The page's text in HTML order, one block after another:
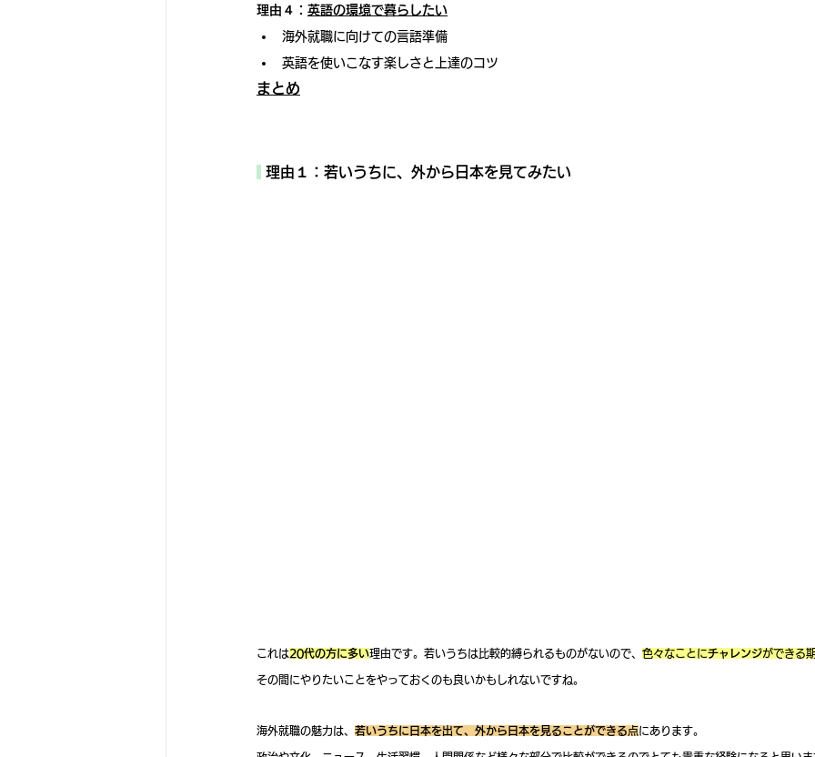
理由４： 英語の環境で暮らしたい
海外就職に向けての言語準備
英語を使いこなす楽しさと上達のコツ
まとめ
理由１：若いうちに、外から日本を見てみたい
これは20代の方に多い理由です。若いうちは比較的縛られるものがないので、 色々なことにチャレンジができる
その間にやりたいことをやっておくのも良いかもしれないですね。
海外就職の魅力は、 若いうちに日本を出て、外から日本を見ることができる点にあります。